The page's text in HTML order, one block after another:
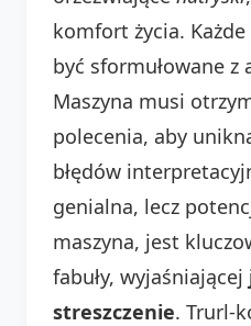
komfort życia.
być sformułowane z
Maszyna musi
polecenia, aby
błędów
genialna, lecz
maszyna, jest
fabuły, wyjaśniającej
streszczenie. Trurl-